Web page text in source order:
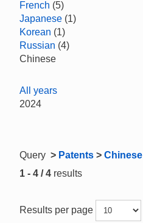
French (5)
Japanese (1)
Korean (1)
Russian (4)
Chinese
All years
2024
Query > Patents > Chinese
1 - 4 / 4 results
Results per page